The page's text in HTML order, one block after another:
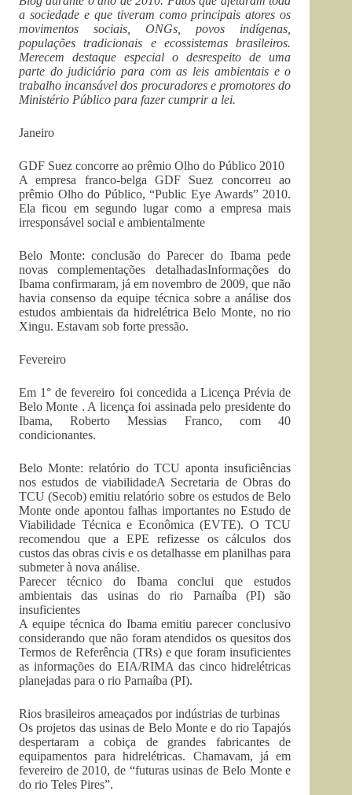
a sociedade e que tiveram como principais atores os
movimentos sociais, ONGs, povos indígenas,
populações tradicionais e ecossistemas brasileiros.
Merecem destaque especial o desrespeito de uma
parte do judiciário para com as leis ambientais e o
trabalho incansável dos procuradores e promotores do
Ministério Público para fazer cumprir a lei.
Janeiro
GDF Suez concorre ao prêmio Olho do Público 2010
A empresa franco-belga GDF Suez concorreu ao
prêmio Olho do Público, “Public Eye Awards” 2010.
Ela ficou em segundo lugar como a empresa mais
irresponsável social e ambientalmente
Belo Monte: conclusão do Parecer do Ibama pede
novas complementações detalhadasInformações do
Ibama confirmaram, já em novembro de 2009, que não
havia consenso da equipe técnica sobre a análise dos
estudos ambientais da hidrelétrica Belo Monte, no rio
Xingu. Estavam sob forte pressão.
Fevereiro
Em 1° de fevereiro foi concedida a Licença Prévia de
Belo Monte . A licença foi assinada pelo presidente do
Ibama, Roberto Messias Franco, com 40
condicionantes.
Belo Monte: relatório do TCU aponta insuficiências
nos estudos de viabilidadeA Secretaria de Obras do
TCU (Secob) emitiu relatório sobre os estudos de Belo
Monte onde apontou falhas importantes no Estudo de
Viabilidade Técnica e Econômica (EVTE). O TCU
recomendou que a EPE refizesse os cálculos dos
custos das obras civis e os detalhasse em planilhas para
submeter à nova análise.
Parecer técnico do Ibama conclui que estudos
ambientais das usinas do rio Parnaíba (PI) são
insuficientes
A equipe técnica do Ibama emitiu parecer conclusivo
considerando que não foram atendidos os quesitos dos
Termos de Referência (TRs) e que foram insuficientes
as informações do EIA/RIMA das cinco hidrelétricas
planejadas para o rio Parnaíba (PI).
Rios brasileiros ameaçados por indústrias de turbinas
Os projetos das usinas de Belo Monte e do rio Tapajós
despertaram a cobiça de grandes fabricantes de
equipamentos para hidrelétricas. Chamavam, já em
fevereiro de 2010, de “futuras usinas de Belo Monte e
do rio Teles Pires”.